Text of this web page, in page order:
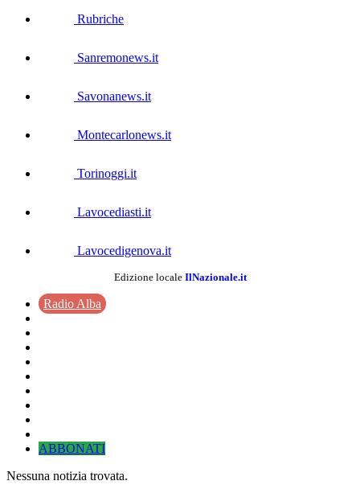
Rubriche
Sanremonews.it
Savonanews.it
Montecarlonews.it
Torinoggi.it
Lavocediasti.it
Lavocedigenova.it
Edizione locale IlNazionale.it
Radio Alba
ABBONATI
Nessuna notizia trovata.